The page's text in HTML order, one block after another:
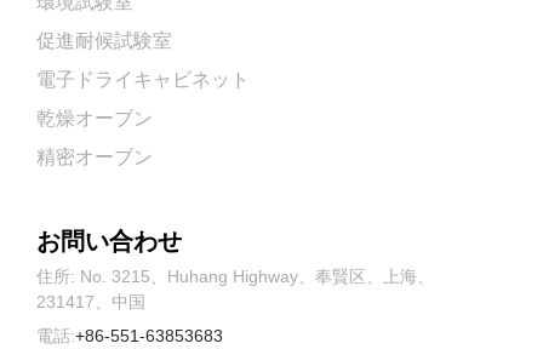
促進耐候試験室
電子ドライキャビネット
乾燥オーブン
精密オーブン
お問い合わせ
住所: No. 3215、Huhang Highway、奉賢区、上海、
231417、中国
電話:+86-551-63853683